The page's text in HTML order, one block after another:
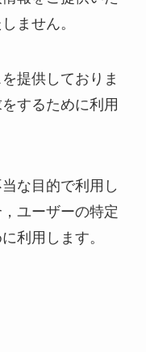
ません。
提供しておりま
するために利用
な目的で利用し
ユーザーの特定
利用します。